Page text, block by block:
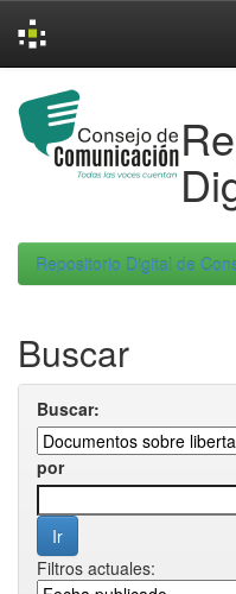
navigation
Repositorio Digital de
Buscar
Buscar:
por
Filtros actuales: